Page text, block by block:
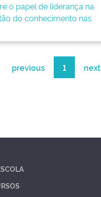
o papel de liderança na
do conhecimento nas
previous 1 next